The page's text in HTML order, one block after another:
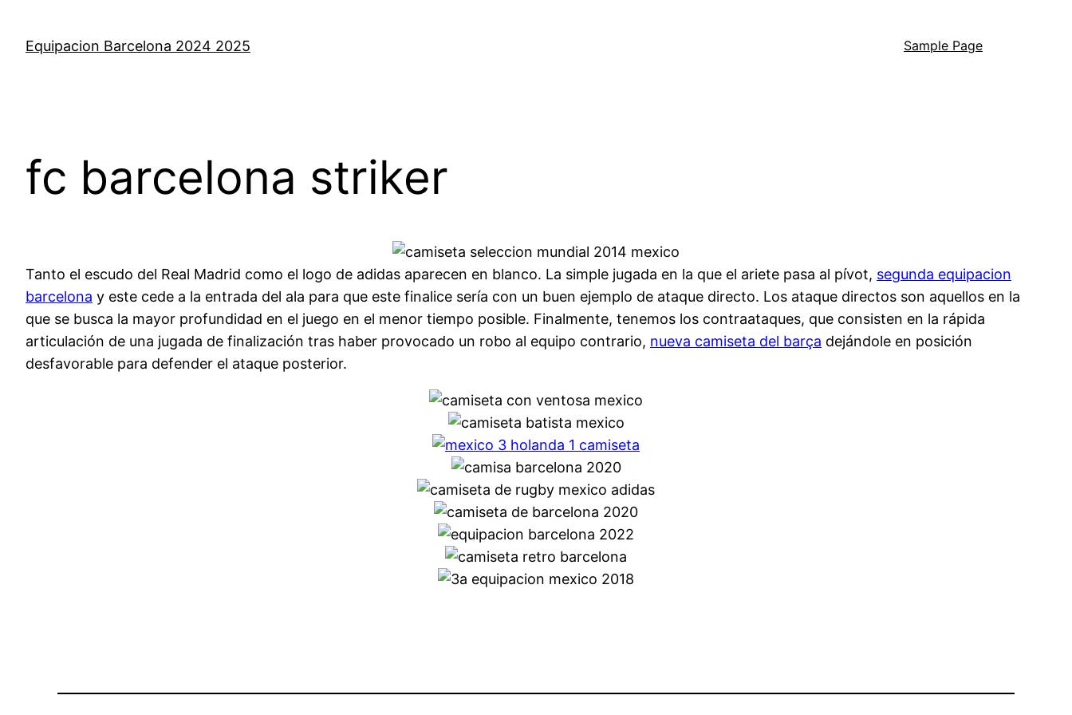
contenido
Equipacion Barcelona 2024 2025 Sample Page
fc barcelona striker
Tanto el escudo del Real Madrid como el logo de adidas aparecen en blanco. La simple jugada en la que el ariete pasa al pívot, segunda equipacion
barcelona y este cede a la entrada del ala para que este finalice sería con un buen ejemplo de ataque directo. Los ataque directos son aquellos en la
que se busca la mayor profundidad en el juego en el menor tiempo posible. Finalmente, tenemos los contraataques, que consisten en la rápida
articulación de una jugada de finalización tras haber provocado un robo al equipo contrario, nueva camiseta del barça dejándole en posición
desfavorable para defender el ataque posterior.